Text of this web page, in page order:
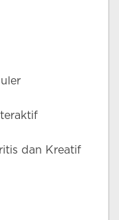
dan Kreatif